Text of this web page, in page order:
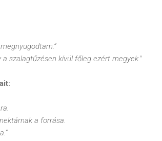
szalagtűzésen kívül főleg ezért megyek."
a forrása.